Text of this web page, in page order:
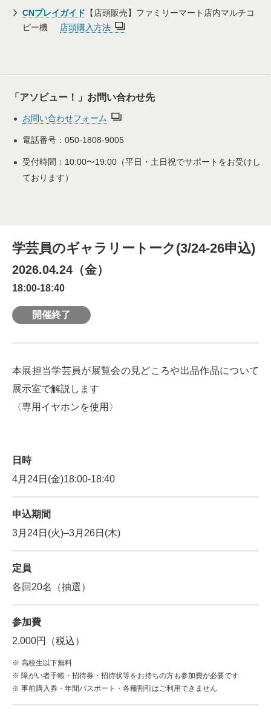
CNプレイガイド 【店頭販売】ファミリーマート店内マルチコ
ピー機
店頭購入方法
「アソビュー！」お問い合わせ先
お問い合わせフォーム
電話番号：050-1808-9005
受付時間：10:00〜19:00（平日・土日祝でサポートをお受けし
ております）
学芸員のギャラリートーク(3/24-26申込)
2026.04.24（金）
18:00-18:40
開催終了
本展担当学芸員が展覧会の見どころや出品作品について
展示室で解説します
〈専用イヤホンを使用〉
日時
4月24日(金)18:00-18:40
申込期間
3月24日(火)‒3月26日(木)
定員
各回20名（抽選）
参加費
2,000円（税込）
高校生以下無料
障がい者手帳・招待券・招待状等をお持ちの方も参加費が必要です
事前購入券・年間パスポート・各種割引はご利用できません